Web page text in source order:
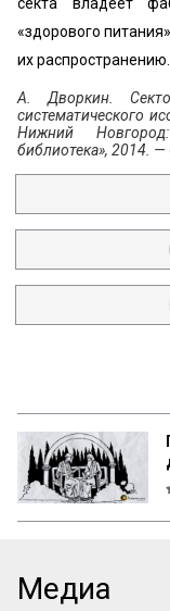
«здорового
их распространению.
А. Дворкин.
систематического
Нижний
библиотека», 2014. —
Медиа